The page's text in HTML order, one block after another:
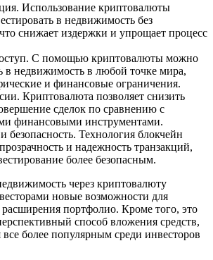
Использование криптовалюты
в недвижимость без
снижает издержки и упрощает процесс
С помощью криптовалюты можно
в недвижимость в любой точке мира,
и финансовые ограничения.
Криптовалюта позволяет снизить
сделок по сравнению с
финансовыми инструментами.
безопасность. Технология блокчейн
и надежность транзакций,
более безопасным.
через криптовалюту
новые возможности для
портфолио. Кроме того, это
способ вложения средств,
все более популярным среди инвесторов